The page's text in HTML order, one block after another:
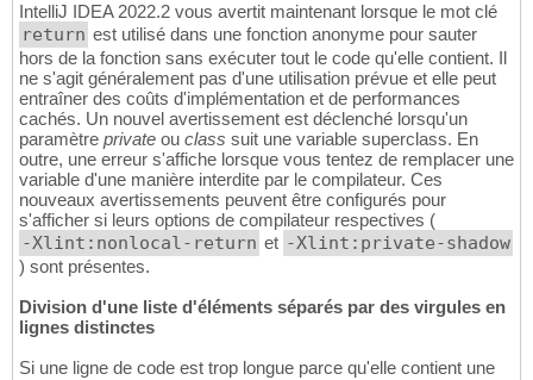
IntelliJ IDEA 2022.2 vous avertit maintenant lorsque le mot clé
return est utilisé dans une fonction anonyme pour sauter
hors de la fonction sans exécuter tout le code qu'elle contient. Il
ne s'agit généralement pas d'une utilisation prévue et elle peut
entraîner des coûts d'implémentation et de performances
cachés. Un nouvel avertissement est déclenché lorsqu'un
paramètre private ou class suit une variable superclass. En
outre, une erreur s'affiche lorsque vous tentez de remplacer une
variable d'une manière interdite par le compilateur. Ces
nouveaux avertissements peuvent être configurés pour
s'afficher si leurs options de compilateur respectives (
-Xlint:nonlocal-return et -Xlint:private-shadow
) sont présentes.
Division d'une liste d'éléments séparés par des virgules en
lignes distinctes
Si une ligne de code est trop longue parce qu'elle contient une